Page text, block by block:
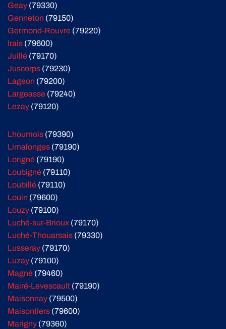
Geay (79330)
Genneton (79150)
Germond-Rouvre (79220)
Irais (79600)
Juillé (79170)
Juscorps (79230)
Lageon (79200)
Largeasse (79240)
Lezay (79120)
Lhoumois (79390)
Limalonges (79190)
Lorigné (79190)
Loubigné (79110)
Loubillé (79110)
Louin (79600)
Louzy (79100)
Luché-sur-Brioux (79170)
Luché-Thouarsais (79330)
Lusseray (79170)
Luzay (79100)
Magné (79460)
Mairé-Levescault (79190)
Maisonnay (79500)
Maisontiers (79600)
Marigny (79360)